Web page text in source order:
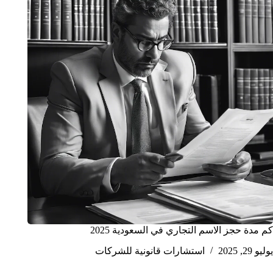
كم مدة حجز الاسم التجاري في السعودية 2025
يوليو 29, 2025
استشارات قانونية للشركات